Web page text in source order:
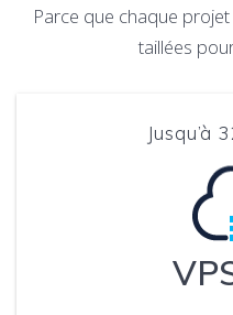
Parce que chaque
taillées
Jusqu’à